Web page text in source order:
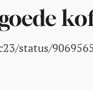
status/